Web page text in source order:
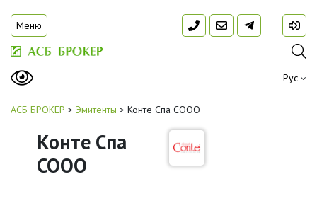
Меню
Рус
АСБ БРОКЕР > Эмитенты > Конте Спа СООО
Конте Спа
СООО